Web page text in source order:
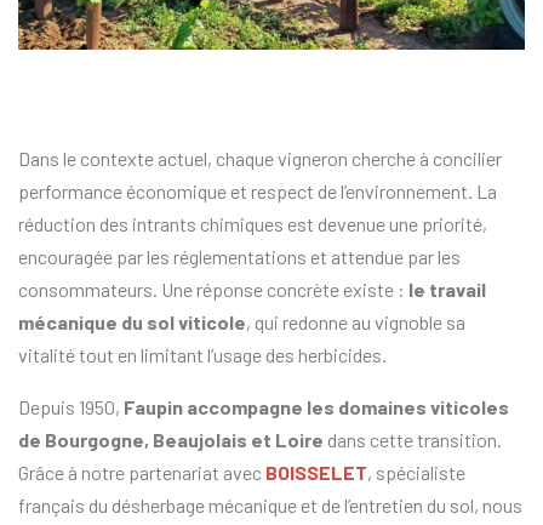
Dans le contexte actuel, chaque vigneron cherche à concilier
performance économique et respect de l’environnement. La
réduction des intrants chimiques est devenue une priorité,
encouragée par les réglementations et attendue par les
consommateurs. Une réponse concrète existe : le travail
mécanique du sol viticole, qui redonne au vignoble sa
vitalité tout en limitant l’usage des herbicides.
Depuis 1950, Faupin accompagne les domaines viticoles
de Bourgogne, Beaujolais et Loire dans cette transition.
Grâce à notre partenariat avec BOISSELET, spécialiste
français du désherbage mécanique et de l’entretien du sol, nous